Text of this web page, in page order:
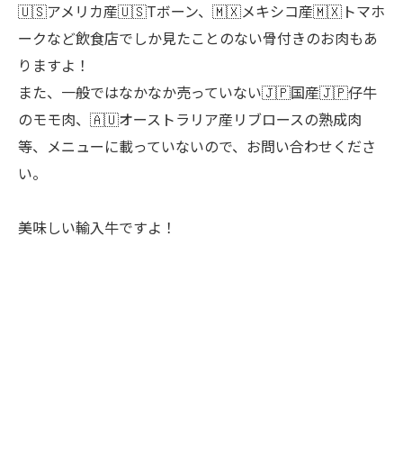
🇺🇸アメリカ産🇺🇸Tボーン、🇲🇽メキシコ産🇲🇽トマホ
ークなど飲食店でしか見たことのない骨付きのお肉もあ
りますよ！
また、一般ではなかなか売っていない🇯🇵国産🇯🇵仔牛
のモモ肉、🇦🇺オーストラリア産リブロースの熟成肉
等、メニューに載っていないので、お問い合わせくださ
い。
美味しい輸入牛ですよ！